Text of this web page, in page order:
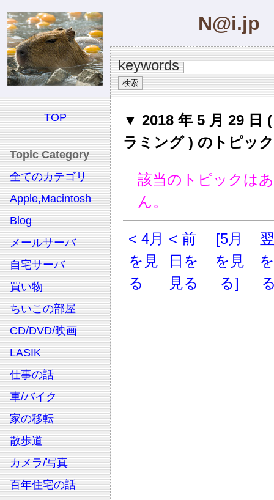
N@i.jp
keywords
TOP
Topic Category
全てのカテゴリ
Apple,Macintosh
Blog
メールサーバ
自宅サーバ
買い物
ちいこの部屋
CD/DVD/映画
LASIK
仕事の話
車/バイク
家の移転
散歩道
カメラ/写真
百年住宅の話
▼ 2018 年 5 月 29 日
ラミング ) のトピック
該当のトピックは
ん。
< 4月
を見
る
< 前
日を
見る
[5月
を見
る]